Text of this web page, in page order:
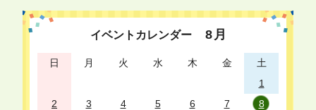
イベントカレンダー 8 月
日 月 火 水 木 金
土
1
2
3 4 5 6 7
8